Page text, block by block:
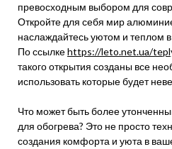
превосходным выбором для
Откройте для себя мир
наслаждайтесь уютом и теплом
По ссылкеhttps://leto.net.ua/
такого открытия созданы все
использовать которые будет
Что может быть более
для обогрева? Это не просто
создания комфорта и уюта в